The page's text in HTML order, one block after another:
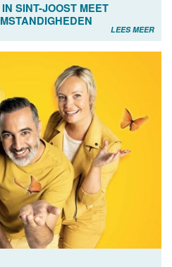
SINT-JOOST MEET
LEES MEER